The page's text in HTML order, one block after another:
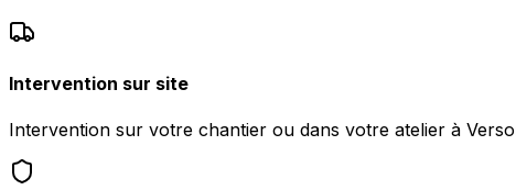
Intervention sur site
Intervention sur votre chantier ou dans votre atelier à